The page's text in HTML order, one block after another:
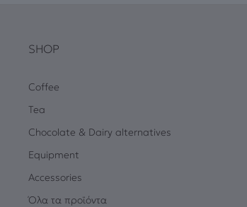
SHOP
Coffee
Tea
Chocolate & Dairy alternatives
Equipment
Accessories
Όλα τα προϊόντα